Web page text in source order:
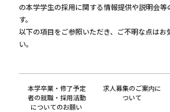
の本学学生の採用に関する情報提供や説明会
す。
以下の項目をご参照いただき、ご不明な点はお
い。
本学卒業・修了予定
者の就職・採用活動
についてのお願い
求人募集のご案内に
ついて